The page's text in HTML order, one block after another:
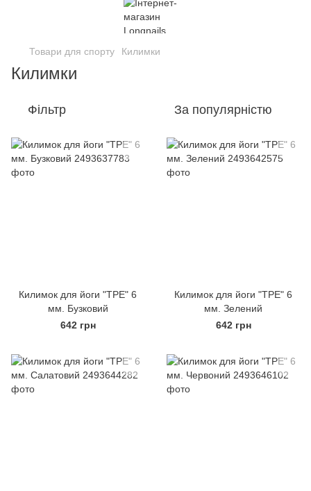
Товари для спорту Килимки
Килимки
Фільтр За популярністю
Килимок для йоги "ТРЕ" 6
мм. Бузковий
642 грн
Килимок для йоги "ТРЕ" 6
мм. Зелений
642 грн